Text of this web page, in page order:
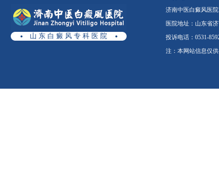
山 东 白 癜 风 专 科 医 院
济南中医白癜风医
医院地址：山东省
投诉电话：0531-
注：本网站信息仅